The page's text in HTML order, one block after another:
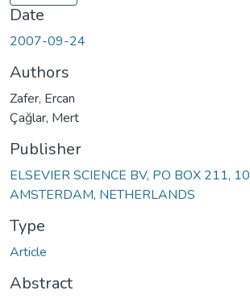
Date
2007-09-24
Authors
Zafer, Ercan
Çağlar, Mert
Publisher
ELSEVIER SCIENCE BV, PO BOX 211,
AMSTERDAM, NETHERLANDS
Type
Article
Abstract